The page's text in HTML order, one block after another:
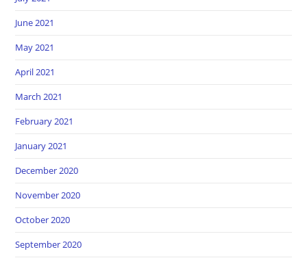
June 2021
May 2021
April 2021
March 2021
February 2021
January 2021
December 2020
November 2020
October 2020
September 2020